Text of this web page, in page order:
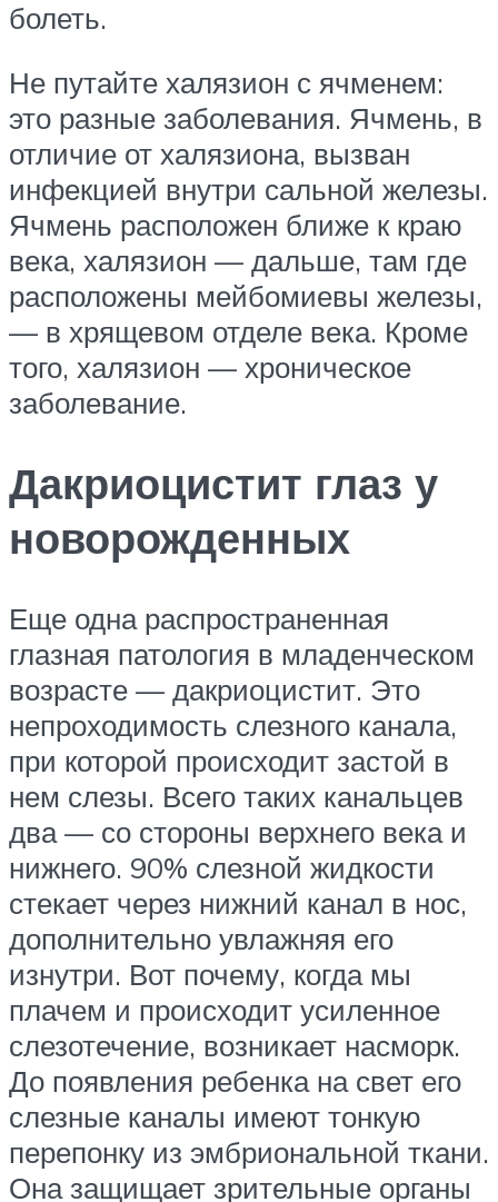
болеть.
Не путайте халязион с ячменем:
это разные заболевания. Ячмень, в
отличие от халязиона, вызван
инфекцией внутри сальной железы.
Ячмень расположен ближе к краю
века, халязион — дальше, там где
расположены мейбомиевы железы,
— в хрящевом отделе века. Кроме
того, халязион — хроническое
заболевание.
Дакриоцистит глаз у
новорожденных
Еще одна распространенная
глазная патология в младенческом
возрасте — дакриоцистит. Это
непроходимость слезного канала,
при которой происходит застой в
нем слезы. Всего таких канальцев
два — со стороны верхнего века и
нижнего. 90% слезной жидкости
стекает через нижний канал в нос,
дополнительно увлажняя его
изнутри. Вот почему, когда мы
плачем и происходит усиленное
слезотечение, возникает насморк.
До появления ребенка на свет его
слезные каналы имеют тонкую
перепонку из эмбриональной ткани.
Она защищает зрительные органы